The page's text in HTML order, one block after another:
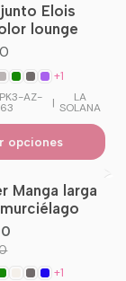
Elois
lounge
+1
AZ- | LA
SOLANA
opciones
Manga larga
+1